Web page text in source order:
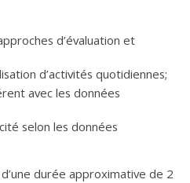
d’évaluation et
d’activités quotidiennes;
avec les données
selon les données
durée approximative de 2